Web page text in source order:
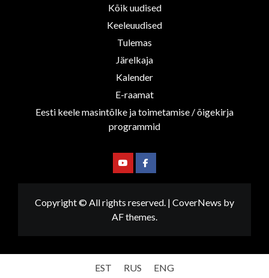
Kõik uudised
Keeleuudised
Tulemas
Järelkaja
Kalender
E-raamat
Eesti keele masintõlke ja toimetamise / õigekirja
programmid
YoutubeFacebook
Copyright © All rights reserved. | CoverNews by
AF themes.
EST RUS ENG